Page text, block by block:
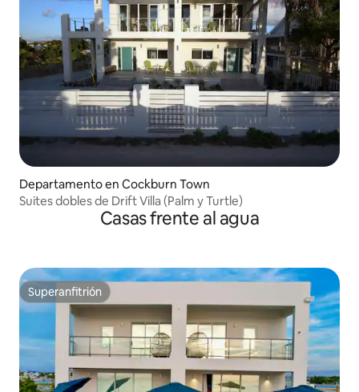
Departamento en Cockburn Town
Suites dobles de Drift Villa (Palm y Turtle)
Casas frente al agua
Superanfitrión
Superanfitrión